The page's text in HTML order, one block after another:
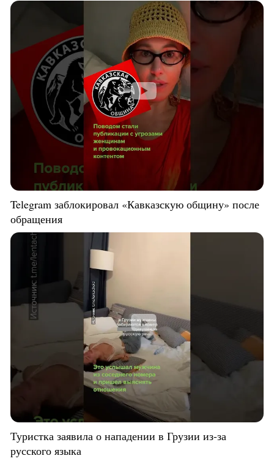
Telegram заблокировал «Кавказскую общину» после
обращения
Туристка заявила о нападении в Грузии из-за
русского языка